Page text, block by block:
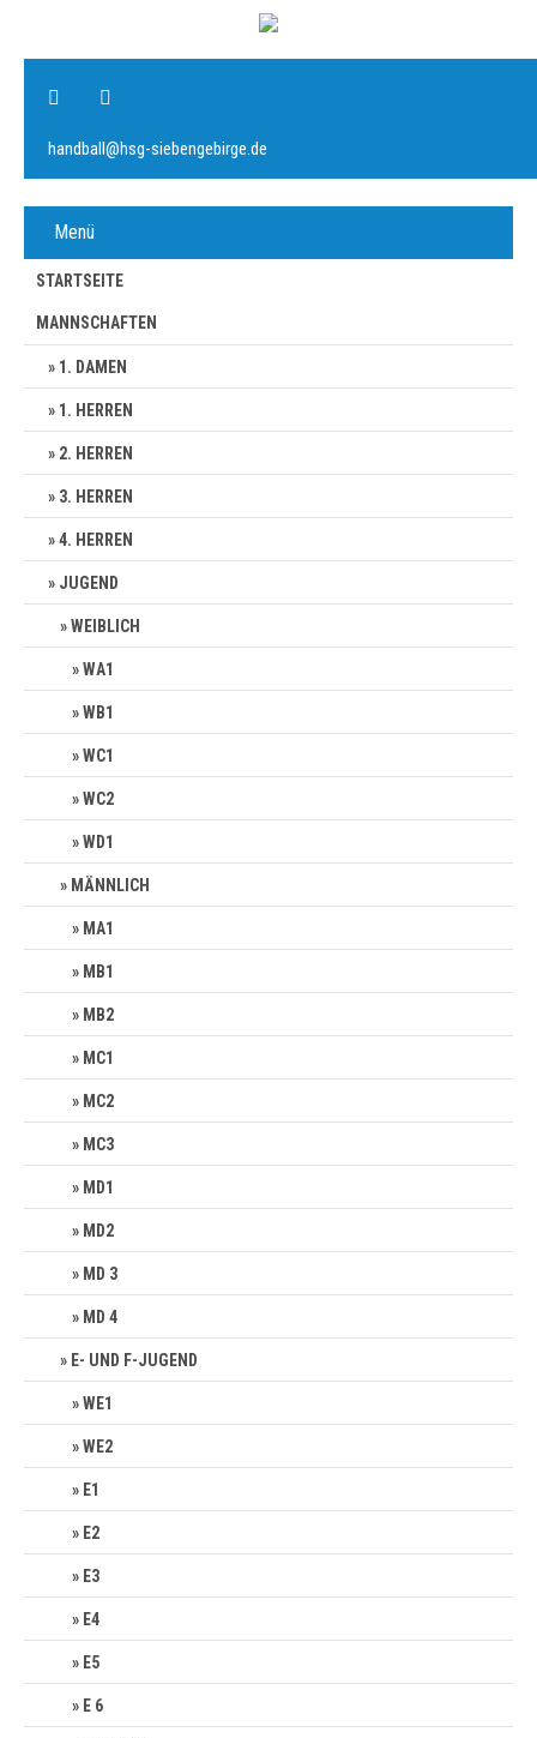
handball@hsg-siebengebirge.de
Menü
STARTSEITE
MANNSCHAFTEN
1. DAMEN
1. HERREN
2. HERREN
3. HERREN
4. HERREN
JUGEND
WEIBLICH
WA1
WB1
WC1
WC2
WD1
MÄNNLICH
MA1
MB1
MB2
MC1
MC2
MC3
MD1
MD2
MD 3
MD 4
E- UND F-JUGEND
WE1
WE2
E1
E2
E3
E4
E5
E 6